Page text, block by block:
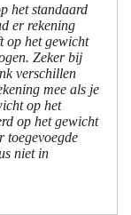
het standaard
er rekening
op het gewicht
Zeker bij
verschillen
mee als je
op het
op het gewicht
toegevoegde
niet in